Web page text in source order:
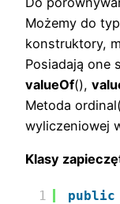
Możemy do
konstruktory,
Posiadają one
valueOf(),
Metoda
wyliczeniowej
Klasy
1 public